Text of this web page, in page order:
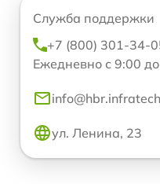
Служба поддержки
+7 (800) 301-34-
Ежедневно с 9:00
ул. Ленина, 23